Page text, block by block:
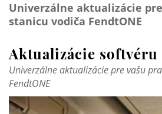
Univerzálne aktualizácie
stanicu vodiča FendtONE
Aktualizácie softvéru
Univerzálne aktualizácie pre vašu
FendtONE